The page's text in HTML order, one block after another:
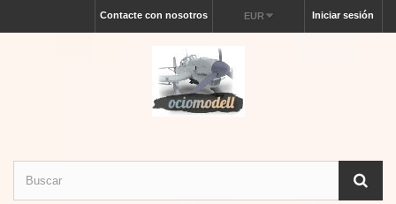
Iniciar sesión
EUR
Contacte con nosotros